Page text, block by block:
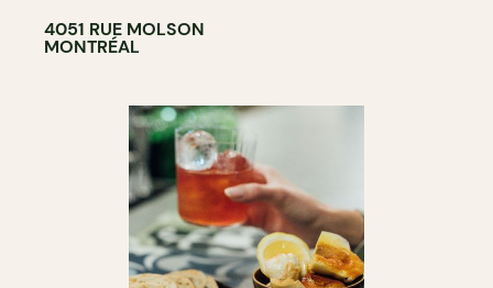
4051 RUE MOLSON
MONTRÉAL